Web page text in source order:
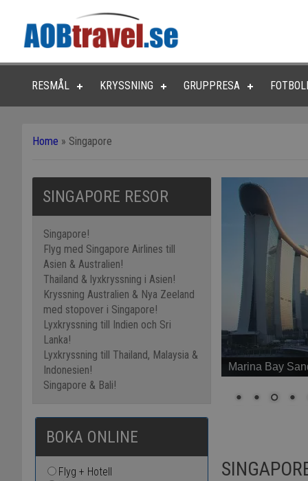
RESMÅL KRYSSNING GRUPPRESA
Home » Singapore
SINGAPORE RESOR
Singapore!
Flyg med Singapore Airlines till
Asien & Australien!
Thailand & lyxkryssning i Asien!
Kryssning Australien & Nya Zeeland
med stopover i Singapore!
Lyxkryssning till Indien och Sri
Lanka!
Lyxkryssning till Thailand, Malaysia &
Indonesien!
Singapore & Bali!
Marina Bay